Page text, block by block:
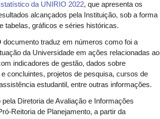
da UNIRIO 2022, que apresenta os
alcançados pela Instituição, sob a forma
tabelas, gráficos e séries históricas.
documento traduz em números como foi a
da Universidade em ações relacionadas ao
indicadores de gestão, dados sobre
concluintes, projetos de pesquisa, cursos de
estudantil, entre outras informações.
Diretoria de Avaliação e Informações
Reitoria de Planejamento, a partir da